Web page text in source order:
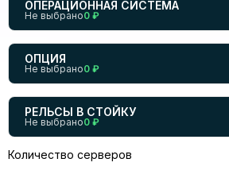
ОПЕРАЦИОННАЯ СИСТЕМА
Не выбрано0 ₽
ОПЦИЯ
Не выбрано0 ₽
РЕЛЬСЫ В СТОЙКУ
Не выбрано0 ₽
Количество серверов